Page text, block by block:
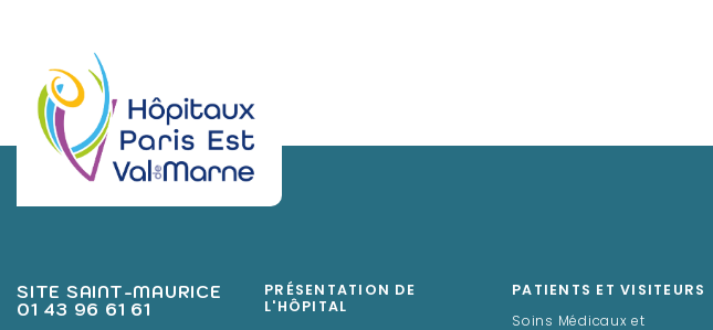
SITE SAINT-MAURICE
01 43 96 61 61
PRÉSENTATION DE
L'HÔPITAL
PATIENTS ET VISITEURS
Soins Médicaux et